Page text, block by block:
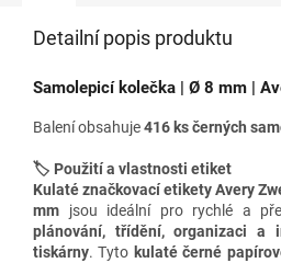
Detailní popis produktu
Samolepicí kolečka | Ø 8 mm |
Balení obsahuje416 ks černých
🏷️ Použití a vlastnosti etiket
Kulaté značkovací etiketyAvery
mm jsou ideální pro rychlé a
plánování, třídění, organizaci a
tiskárny. Tyto kulaté černé